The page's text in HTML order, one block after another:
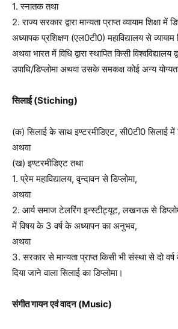
1. स्नातक तथा
2. राज्य सरकार द्वारा मान्यता प्राप्त व्यायाम शिक्षा में
अध्यापक प्रशिक्षण (एल0टी0) महाविद्यालय से व्यायाम
अथवा भारत में विधि द्वारा स्थापित किसी विश्वविद्यालय
उपाधि/डिप्लोमा अथवा उसके समकक्ष कोई अन्य
सिलाई (Stiching)
(क) सिलाई के साथ इण्टरमीडिएट, सी0टी0 सिलाई में
अथवा
(ख) इण्टरमीडिएट तथा
1. प्रेम महाविद्यालय, वृन्दावन से डिप्लोमा,
अथवा
2. आर्य समाज टेलरिंग इन्स्टीट्यूट, लखनऊ से
में विषय के 3 वर्ष के अध्यापन का अनुभव,
अथवा
3. सरकार से मान्यता प्राप्त किसी भी संस्था से दो
दिया जाने वाला सिलाई का डिप्लोमा।
संगीत गायन एवं वादन (Music)